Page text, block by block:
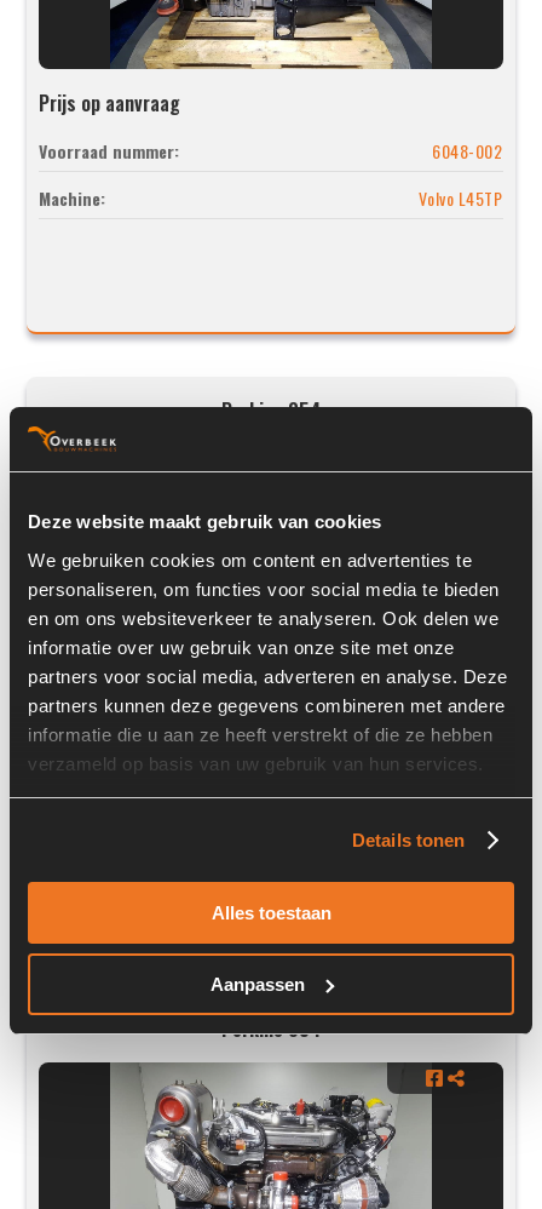
Deze website maakt gebruik van cookies
We gebruiken cookies om content en advertenties te
personaliseren, om functies voor social media te bieden
en om ons websiteverkeer te analyseren. Ook delen we
informatie over uw gebruik van onze site met onze
partners voor social media, adverteren en analyse. Deze
partners kunnen deze gegevens combineren met andere
informatie die u aan ze heeft verstrekt of die ze hebben
verzameld op basis van uw gebruik van hun services.
Details tonen
Alles toestaan
Aanpassen
Prijs op aanvraag
Voorraad nummer:
6048-002
Machine:
Volvo L45TP
Perkins 854
Prijs op aanvraag
Voorraad nummer: 6045-010
Perkins 854